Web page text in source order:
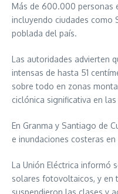
Más de 600.000 personas
incluyendo ciudades como
poblada del país.
Las autoridades advierten
intensas de hasta 51
sobre todo en zonas
ciclónica significativa en
En Granma y Santiago de
e inundaciones costeras en
La Unión Eléctrica informó
solares fotovoltaicos, y en
suspendieron las clases y